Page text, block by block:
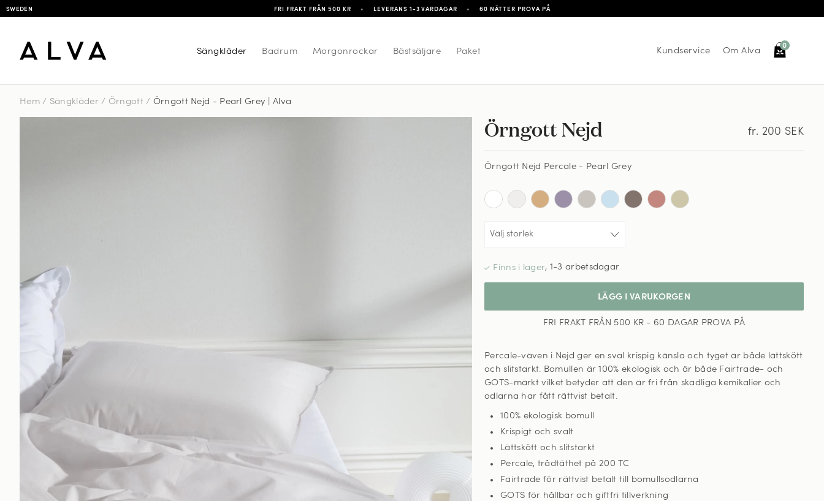
SWEDEN FRI FRAKT FRÅN 500 KR • LEVERANS 1-3 VARDAGAR • 60 NÄTTER PROVA PÅ
Sängkläder Badrum Morgonrockar Bästsäljare Paket Kundservice Om Alva
0
Hem/ Sängkläder/ Örngott / Örngott Nejd - Pearl Grey | Alva
fr. 200 SEK
Örngott Nejd
Örngott Nejd Percale - Pearl Grey
, 1-3 arbetsdagar
LÄGG I VARUKORGEN
FRI FRAKT FRÅN 500 KR - 60 DAGAR PROVA PÅ
Percale-väven i Nejd ger en sval krispig känsla och tyget är både lättskött
och slitstarkt. Bomullen är 100% ekologisk och är både Fairtrade- och
GOTS-märkt vilket betyder att den är fri från skadliga kemikalier och
odlarna har fått rättvist betalt.
100% ekologisk bomull
Krispigt och svalt
Lättskött och slitstarkt
Percale, trådtäthet på 200 TC
Fairtrade för rättvist betalt till bomullsodlarna
GOTS för hållbar och giftfri tillverkning